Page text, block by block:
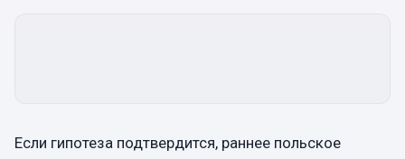
Если гипотеза подтвердится, раннее польское